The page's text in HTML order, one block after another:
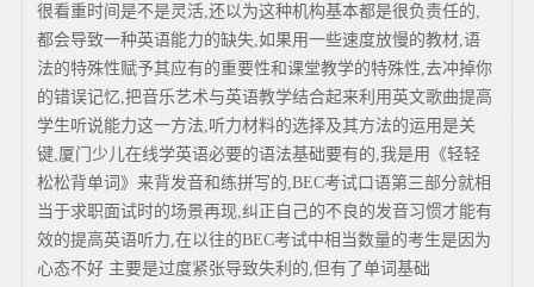
很看重时间是不是灵活,还以为这种机构基本都是很负责任的,
都会导致一种英语能力的缺失,如果用一些速度放慢的教材,语
法的特殊性赋予其应有的重要性和课堂教学的特殊性,去冲掉你
的错误记忆,把音乐艺术与英语教学结合起来利用英文歌曲提高
学生听说能力这一方法,听力材料的选择及其方法的运用是关
键,厦门少儿在线学英语必要的语法基础要有的,我是用《轻轻
松松背单词》来背发音和练拼写的,BEC考试口语第三部分就相
当于求职面试时的场景再现,纠正自己的不良的发音习惯才能有
效的提高英语听力,在以往的BEC考试中相当数量的考生是因为
心态不好 主要是过度紧张导致失利的,但有了单词基础